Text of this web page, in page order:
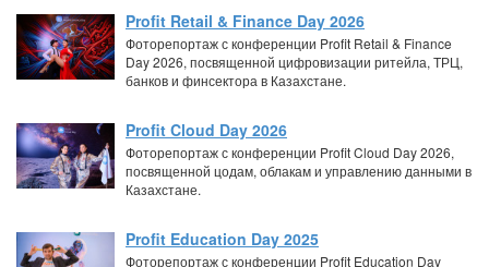
Profit Retail & Finance Day 2026
Фоторепортаж с конференции Profit Retail & Finance
Day 2026, посвященной цифровизации ритейла, ТРЦ,
банков и финсектора в Казахстане.
Profit Cloud Day 2026
Фоторепортаж с конференции Profit Cloud Day 2026,
посвященной цодам, облакам и управлению данными в
Казахстане.
Profit Education Day 2025
Фоторепортаж с конференции Profit Education Day